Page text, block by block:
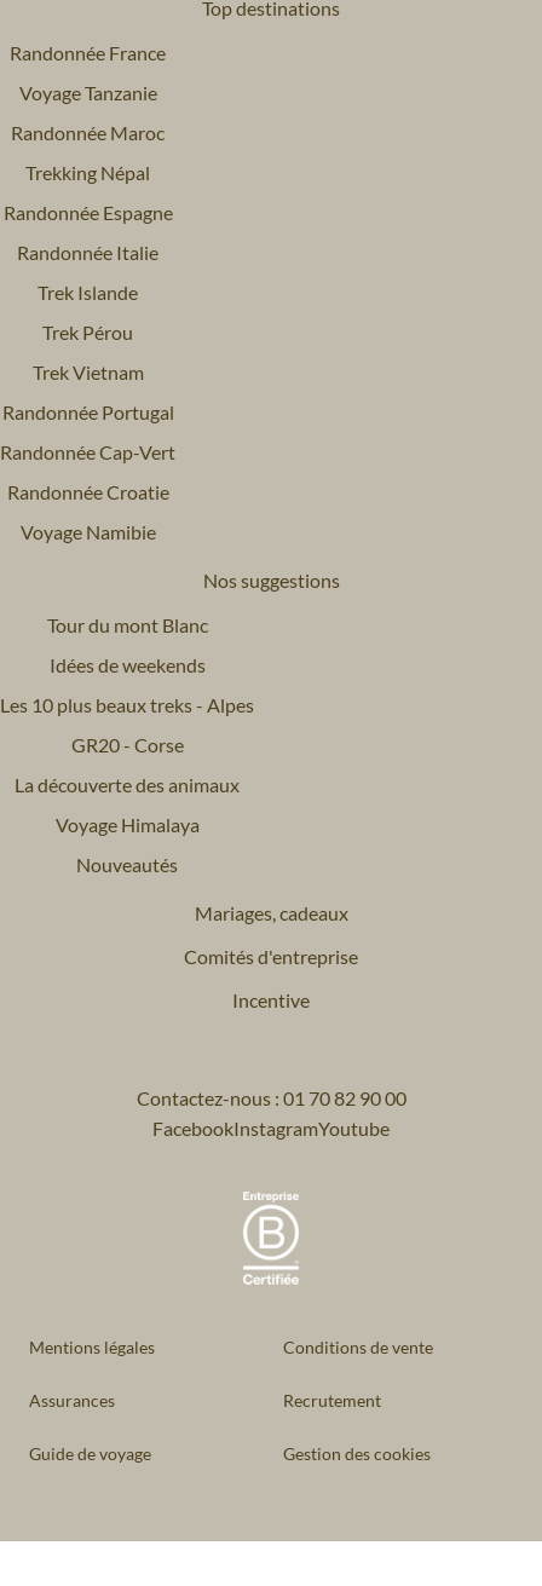
Top destinations
Randonnée France
Voyage Tanzanie
Randonnée Maroc
Trekking Népal
Randonnée Espagne
Randonnée Italie
Trek Islande
Trek Pérou
Trek Vietnam
Randonnée Portugal
Randonnée Cap-Vert
Randonnée Croatie
Voyage Namibie
Nos suggestions
Tour du mont Blanc
Idées de weekends
Les 10 plus beaux treks - Alpes
GR20 - Corse
La découverte des animaux
Voyage Himalaya
Nouveautés
Mariages, cadeaux
Comités d'entreprise
Incentive
Contactez-nous : 01 70 82 90 00
FacebookInstagramYoutube
Mentions légales Conditions de vente
Assurances Recrutement
Guide de voyage Gestion des cookies